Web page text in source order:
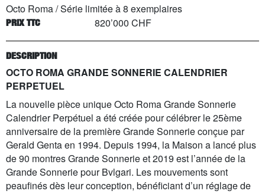
Octo Roma/Série limitée à8 exemplaires
PRIX TTC 820’000 CHF
DESCRIPTION
OCTO ROMA GRANDE SONNERIE CALENDRIER
PERPETUEL
La nouvelle pièce unique Octo Roma Grande Sonnerie
Calendrier Perpétuel a été créée pour célébrer le 25ème
anniversaire de la première Grande Sonnerie conçue par
Gerald Genta en 1994. Depuis 1994, la Maison a lancé plus
de 90 montres Grande Sonnerie et 2019 est l’année de la
Grande Sonnerie pour Bvlgari. Les mouvements sont
peaufinés dès leur conception, bénéficiant d’un réglage de